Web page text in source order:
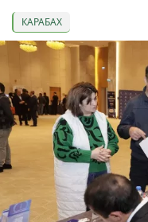
КАРАБАХ